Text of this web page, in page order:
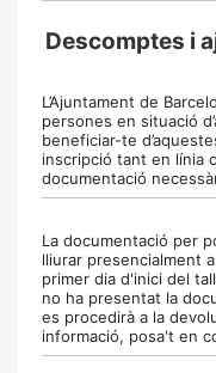
Descomptes i
L’Ajuntament de
persones en situació
beneficiar-te
inscripció tant en línia
documentació
La documentació per
lliurar presencialment
primer dia d'inici del
no ha presentat la
es procedirà a la
informació, posa't en